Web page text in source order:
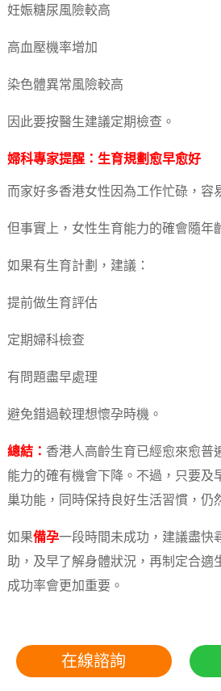
妊娠糖尿風險較高
高血壓機率增加
染色體異常風險較高
因此要按醫生建議定期檢查。
婦科專家提醒：生育規劃愈早愈好
而家好多香港女性因為工作忙碌，容
但事實上，女性生育能力的確會隨年
如果有生育計劃，建議：
提前做生育評估
定期婦科檢查
有問題盡早處理
避免錯過較理想懷孕時機。
總結： 香港人高齡生育已經愈來愈普
能力的確有機會下降。不過，只要及
巢功能，同時保持良好生活習慣，仍
如果備孕一段時間未成功，建議盡快
助，及早了解身體狀況，再制定合適
成功率會更加重要。
在線諮詢